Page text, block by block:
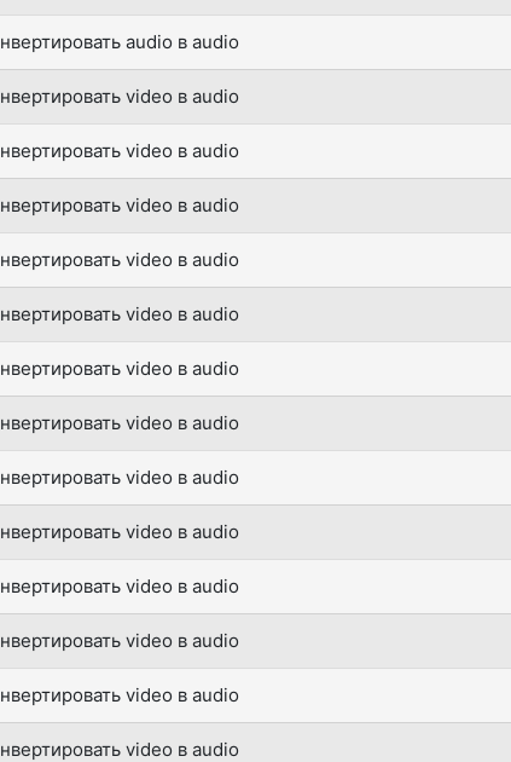
audio в audio
video в audio
video в audio
video в audio
video в audio
video в audio
video в audio
video в audio
video в audio
video в audio
video в audio
video в audio
video в audio
video в audio